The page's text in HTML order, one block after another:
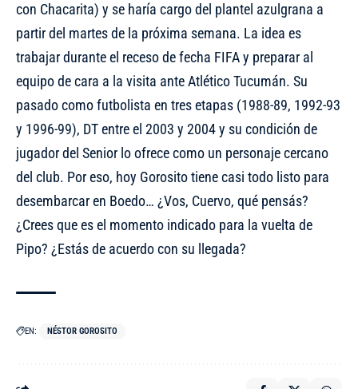
con Chacarita) y se haría cargo del plantel azulgrana a
partir del martes de la próxima semana. La idea es
trabajar durante el receso de fecha FIFA y preparar al
equipo de cara a la visita ante Atlético Tucumán. Su
pasado como futbolista en tres etapas (1988-89, 1992-93
y 1996-99), DT entre el 2003 y 2004 y su condición de
jugador del Senior lo ofrece como un personaje cercano
del club. Por eso, hoy Gorosito tiene casi todo listo para
desembarcar en Boedo… ¿Vos, Cuervo, qué pensás?
¿Crees que es el momento indicado para la vuelta de
Pipo? ¿Estás de acuerdo con su llegada?
EN: NÉSTOR GOROSITO